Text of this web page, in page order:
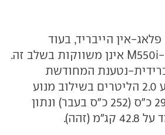
אין הייבריד, בעוד
גרסאות ה-540i וה-M550i אינן משווקות בשלב זה.
נטענת המחודשת
משופרת וכעת מנוע 2.0 הליטרים בשילוב מנוע
חשמלי מספקים 292 כ"ס (252 כ"ס בעבר) ונתון
(זהה).